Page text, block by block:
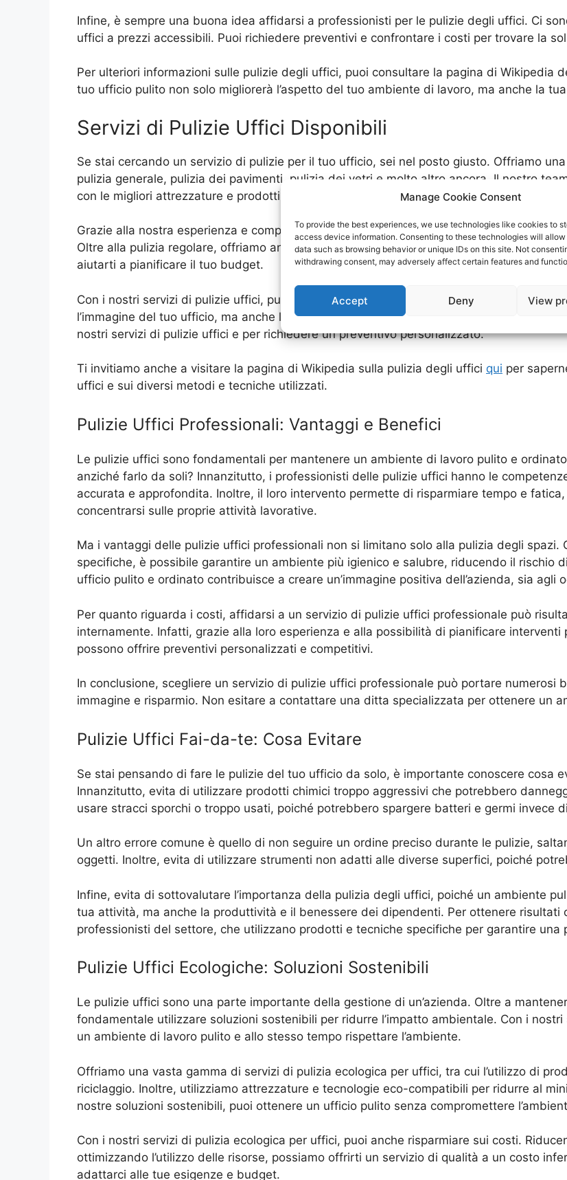
Manage Cookie Consent
To provide the best experiences, we use technologies like cookies to
access device information. Consenting to these technologies will
data such as browsing behavior or unique IDs on this site. Not
withdrawing consent, may adversely affect certain features and
Accept Deny View
Infine, è sempre una buona idea affidarsi a professionisti per le pulizie degli uffici. Ci
uffici a prezzi accessibili. Puoi richiedere preventivi e confrontare i costi per trovare la
Per ulteriori informazioni sulle pulizie degli uffici, puoi consultare la pagina di Wikipedia
tuo ufficio pulito non solo migliorerà l’aspetto del tuo ambiente di lavoro, ma anche la
Servizi di Pulizie Uffici Disponibili
Se stai cercando un servizio di pulizie per il tuo ufficio, sei nel posto giusto. Offriamo
pulizia generale, pulizia dei pavimenti, pulizia dei vetri e molto altro ancora. Il nostro
con le migliori attrezzature e prodotti, garantisce una pulizia completa ed efficiente del
Grazie alla nostra esperienza e competenza nel settore, siamo in grado di offrire
Oltre alla pulizia regolare, offriamo anche servizi su misura per soddisfare le tue
aiutarti a pianificare il tuo budget.
Con i nostri servizi di pulizie uffici, puoi garantire un ambiente di lavoro pulito e igienico
l’immagine del tuo ufficio, ma anche la produttività e il benessere dei tuoi dipendenti.
nostri servizi di pulizie uffici e per richiedere un preventivo personalizzato.
Ti invitiamo anche a visitare la pagina di Wikipedia sulla pulizia degli uffici qui per
uffici e sui diversi metodi e tecniche utilizzati.
Pulizie Uffici Professionali: Vantaggi e Benefici
Le pulizie uffici sono fondamentali per mantenere un ambiente di lavoro pulito e
anziché farlo da soli? Innanzitutto, i professionisti delle pulizie uffici hanno le
accurata e approfondita. Inoltre, il loro intervento permette di risparmiare tempo e
concentrarsi sulle proprie attività lavorative.
Ma i vantaggi delle pulizie uffici professionali non si limitano solo alla pulizia degli spazi.
specifiche, è possibile garantire un ambiente più igienico e salubre, riducendo il rischio
ufficio pulito e ordinato contribuisce a creare un’immagine positiva dell’azienda, sia agli
Per quanto riguarda i costi, affidarsi a un servizio di pulizie uffici professionale può
internamente. Infatti, grazie alla loro esperienza e alla possibilità di pianificare
possono offrire preventivi personalizzati e competitivi.
In conclusione, scegliere un servizio di pulizie uffici professionale può portare numerosi
immagine e risparmio. Non esitare a contattare una ditta specializzata per ottenere un
Pulizie Uffici Fai-da-te: Cosa Evitare
Se stai pensando di fare le pulizie del tuo ufficio da solo, è importante conoscere cosa
Innanzitutto, evita di utilizzare prodotti chimici troppo aggressivi che potrebbero
usare stracci sporchi o troppo usati, poiché potrebbero spargere batteri e germi invece
Un altro errore comune è quello di non seguire un ordine preciso durante le pulizie,
oggetti. Inoltre, evita di utilizzare strumenti non adatti alle diverse superfici, poiché
Infine, evita di sottovalutare l’importanza della pulizia degli uffici, poiché un ambiente
tua attività, ma anche la produttività e il benessere dei dipendenti. Per ottenere risultati
professionisti del settore, che utilizzano prodotti e tecniche specifiche per garantire una
Pulizie Uffici Ecologiche: Soluzioni Sostenibili
Le pulizie uffici sono una parte importante della gestione di un’azienda. Oltre a
fondamentale utilizzare soluzioni sostenibili per ridurre l’impatto ambientale. Con i
un ambiente di lavoro pulito e allo stesso tempo rispettare l’ambiente.
Offriamo una vasta gamma di servizi di pulizia ecologica per uffici, tra cui l’utilizzo di
riciclaggio. Inoltre, utilizziamo attrezzature e tecnologie eco-compatibili per ridurre al
nostre soluzioni sostenibili, puoi ottenere un ufficio pulito senza compromettere
Con i nostri servizi di pulizia ecologica per uffici, puoi anche risparmiare sui costi.
ottimizzando l’utilizzo delle risorse, possiamo offrirti un servizio di qualità a un costo
adattarci alle tue esigenze e budget.